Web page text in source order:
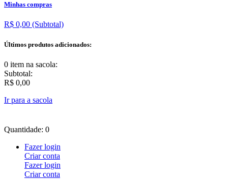
Minhas compras
R$ 0,00 (Subtotal)
Últimos produtos adicionados:
0 item na sacola:
Subtotal:
R$ 0,00
Ir para a sacola
Quantidade: 0
Fazer login
Criar conta
Fazer login
Criar conta